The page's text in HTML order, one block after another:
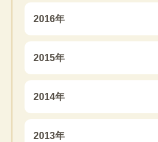
2016年
2015年
2014年
2013年